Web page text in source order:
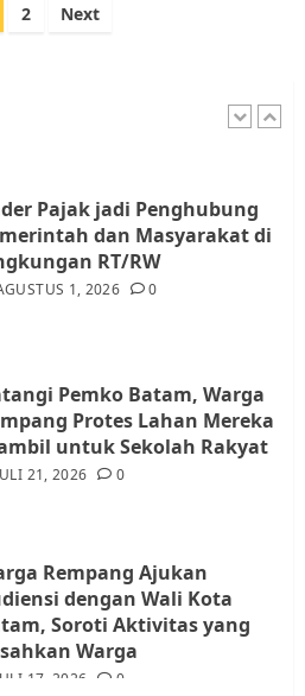
2 Next
Batam Tegaskan RT dan
Pajak jadi Penghubung
dan Masyarakat di
RT/RW
1, 2026 0
Pemko Batam, Warga
Protes Lahan Mereka
untuk Sekolah Rakyat
21, 2026 0
Rempang Ajukan
dengan Wali Kota
Soroti Aktivitas yang
Warga
17, 2026 0